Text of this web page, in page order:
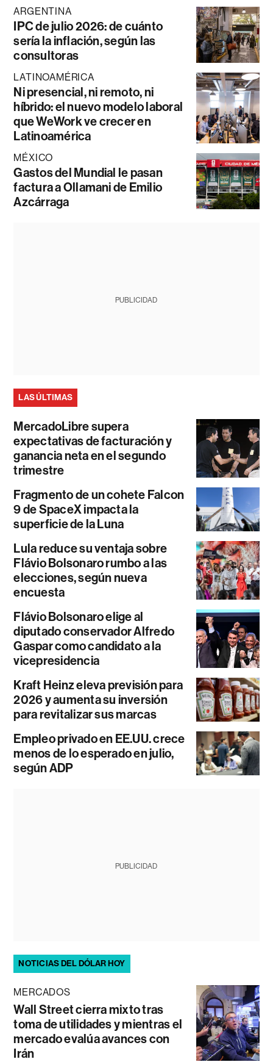
ARGENTINA
IPC de julio 2026: de cuánto
sería la inflación, según las
consultoras
LATINOAMÉRICA
Ni presencial, ni remoto, ni
híbrido: el nuevo modelo laboral
que WeWork ve crecer en
Latinoamérica
MÉXICO
Gastos del Mundial le pasan
factura a Ollamani de Emilio
Azcárraga
PUBLICIDAD
LAS ÚLTIMAS
MercadoLibre supera
expectativas de facturación y
ganancia neta en el segundo
trimestre
Fragmento de un cohete Falcon
9 de SpaceX impacta la
superficie de la Luna
Lula reduce su ventaja sobre
Flávio Bolsonaro rumbo a las
elecciones, según nueva
encuesta
Flávio Bolsonaro elige al
diputado conservador Alfredo
Gaspar como candidato a la
vicepresidencia
Kraft Heinz eleva previsión para
2026 y aumenta su inversión
para revitalizar sus marcas
Empleo privado en EE.UU. crece
menos de lo esperado en julio,
según ADP
PUBLICIDAD
NOTICIAS DEL DÓLAR HOY
MERCADOS
Wall Street cierra mixto tras
toma de utilidades y mientras el
mercado evalúa avances con
Irán